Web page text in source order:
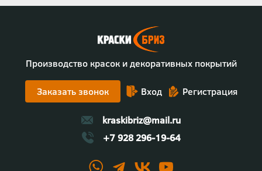
Производство красок и декоративных покрытий
Заказать звонок Вход Регистрация
kraskibriz@mail.ru
+7 928 296-19-64